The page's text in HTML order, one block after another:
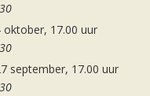
oktober, 17.00 uur
september, 17.00 uur